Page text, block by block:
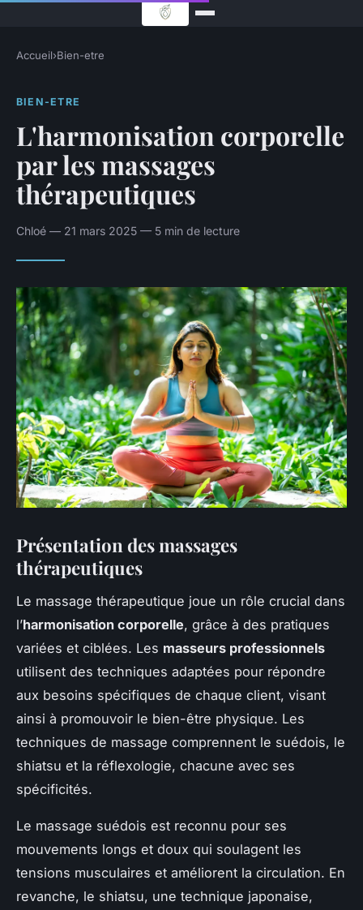
Accueil›Bien-etre
BIEN-ETRE
L'harmonisation corporelle
par les massages
thérapeutiques
Chloé — 21 mars 2025 — 5 min de lecture
Présentation des massages
thérapeutiques
Le massage thérapeutique joue un rôle crucial dans
l’harmonisation corporelle, grâce à des pratiques
variées et ciblées. Les masseurs professionnels
utilisent des techniques adaptées pour répondre
aux besoins spécifiques de chaque client, visant
ainsi à promouvoir le bien-être physique. Les
techniques de massage comprennent le suédois, le
shiatsu et la réflexologie, chacune avec ses
spécificités.
Le massage suédois est reconnu pour ses
mouvements longs et doux qui soulagent les
tensions musculaires et améliorent la circulation. En
revanche, le shiatsu, une technique japonaise,